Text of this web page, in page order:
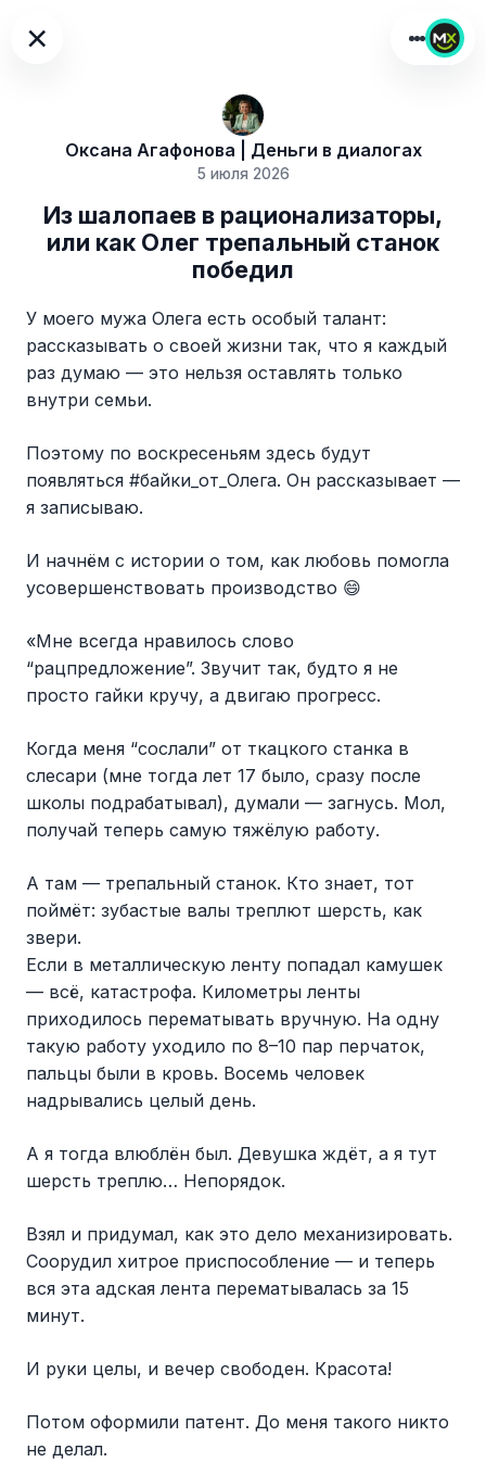
×
Оксана Агафонова | Деньги в диалогах
5 июля 2026
Из шалопаев в рационализаторы,
или как Олег трепальный станок
победил
У моего мужа Олега есть особый талант:
рассказывать о своей жизни так, что я каждый
раз думаю — это нельзя оставлять только
внутри семьи.
Поэтому по воскресеньям здесь будут
появляться #байки_от_Олега. Он рассказывает —
я записываю.
И начнём с истории о том, как любовь помогла
усовершенствовать производство 😄
«Мне всегда нравилось слово
“рацпредложение”. Звучит так, будто я не
просто гайки кручу, а двигаю прогресс.
Когда меня “сослали” от ткацкого станка в
слесари (мне тогда лет 17 было, сразу после
школы подрабатывал), думали — загнусь. Мол,
получай теперь самую тяжёлую работу.
А там — трепальный станок. Кто знает, тот
поймёт: зубастые валы треплют шерсть, как
звери.
Если в металлическую ленту попадал камушек
— всё, катастрофа. Километры ленты
приходилось перематывать вручную. На одну
такую работу уходило по 8–10 пар перчаток,
пальцы были в кровь. Восемь человек
надрывались целый день.
А я тогда влюблён был. Девушка ждёт, а я тут
шерсть треплю… Непорядок.
Взял и придумал, как это дело механизировать.
Соорудил хитрое приспособление — и теперь
вся эта адская лента перематывалась за 15
минут.
И руки целы, и вечер свободен. Красота!
Потом оформили патент. До меня такого никто
не делал.